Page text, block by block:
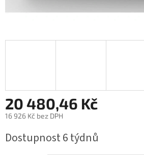
20 480,46 Kč
16 926 Kč bez DPH
cena:
Dostupnost 6 týdnů